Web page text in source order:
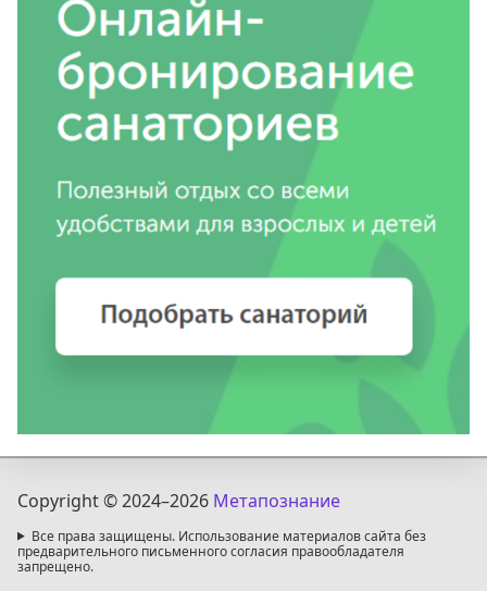
Copyright © 2024–2026 Метапознание
Все права защищены. Использование материалов сайта без
предварительного письменного согласия правообладателя
запрещено.